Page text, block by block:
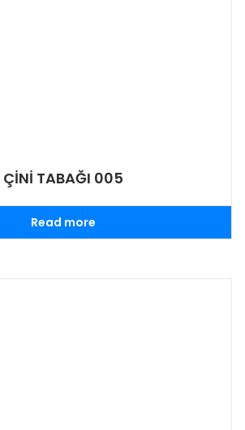
ÇİNİ TABAĞI 005
Read more